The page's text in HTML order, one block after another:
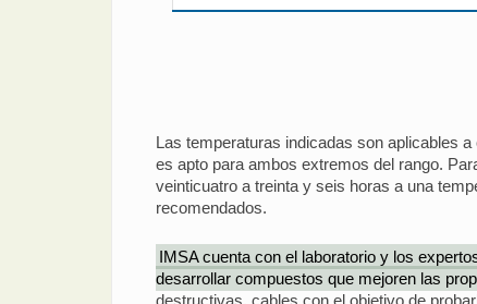
Las temperaturas indicadas son aplicables
es apto para ambos extremos del rango.
veinticuatro a treinta y seis horas a una
recomendados.
IMSA cuenta con el laboratorio y los
desarrollar compuestos que mejoren las
destructivas, cables con el objetivo de